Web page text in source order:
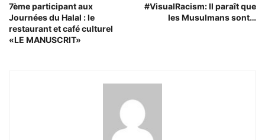
7ème participant aux
Journées du Halal : le
restaurant et café culturel
«LE MANUSCRIT»
#VisualRacism: Il paraît que
les Musulmans sont…